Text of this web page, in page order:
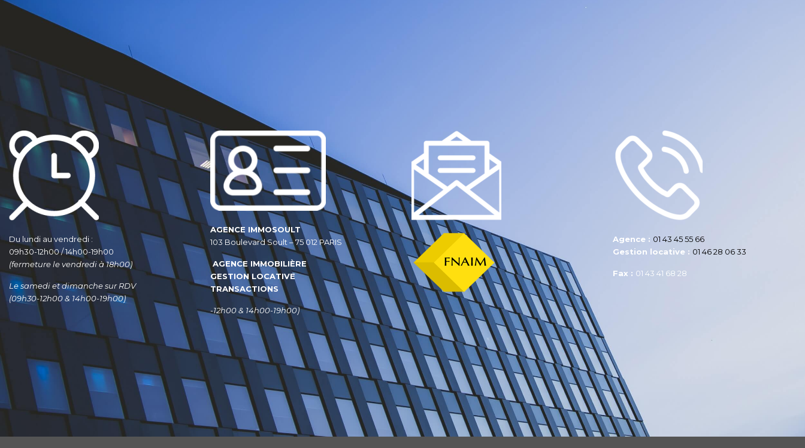
Du lundi au vendredi :
09h30-12h00 / 14h00-19h00
(fermeture le vendredi à 18h00)
Le samedi et dimanche sur RDV
(09h30-12h00 & 14h00-19h00)
AGENCE IMMOSOULT
103 Boulevard Soult – 75 012 PARIS
AGENCE IMMOBILIÈRE
GESTION LOCATIVE
TRANSACTIONS
-12h00 & 14h00-19h00)
Agence : 01 43 45 55 66
Gestion locative : 01 46 28 06 33
Fax : 01 43 41 68 28